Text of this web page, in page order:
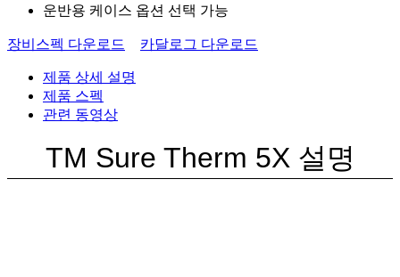
운반용 케이스 옵션 선택 가능
장비스펙 다운로드 카달로그 다운로드
제품 상세 설명
제품 스펙
관련 동영상
TM Sure Therm 5X 설명